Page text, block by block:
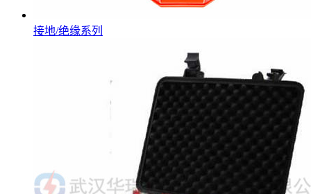
接地/绝缘系列